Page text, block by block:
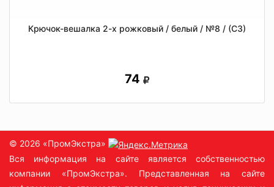
Крючок-вешалка 2-х рожковый / белый / №8 / (СЗ)
74
© 2026 «ПромЭкстра»
Вся информация на сайте является собственностью
компании «ПромЭкстра». Представленная на сайте